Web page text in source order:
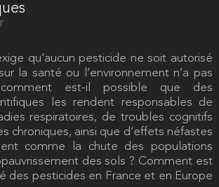
qu’aucun pesticide ne soit autorisé
la santé ou l’environnement n’a pas
est-il possible que des
les rendent responsables de
respiratoires, de troubles cognitifs
chroniques, ainsi que d’effets néfastes
comme la chute des populations
des sols ? Comment est
des pesticides en France et en Europe